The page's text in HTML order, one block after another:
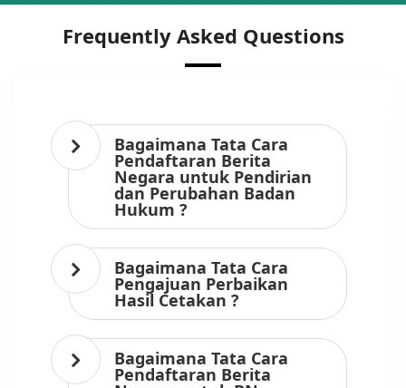
Frequently Asked Questions
Bagaimana Tata Cara
Pendaftaran Berita
Negara untuk Pendirian
dan Perubahan Badan
Hukum ?
Bagaimana Tata Cara
Pengajuan Perbaikan
Hasil Cetakan ?
Bagaimana Tata Cara
Pendaftaran Berita